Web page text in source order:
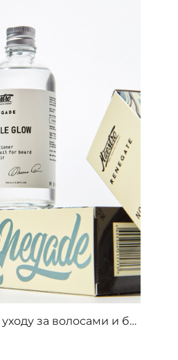
Maestro. Средства по уходу за волосами и бороды.